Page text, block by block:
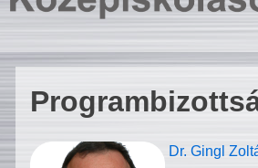
Dr. Gingl